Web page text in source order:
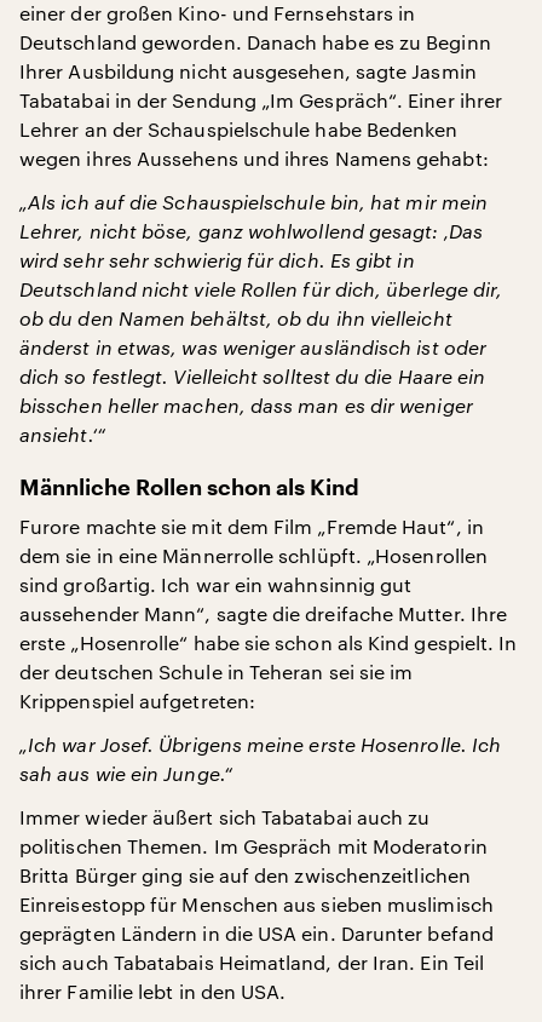
einer der großen Kino- und Fernsehstars in
Deutschland geworden. Danach habe es zu Beginn
Ihrer Ausbildung nicht ausgesehen, sagte Jasmin
Tabatabai in der Sendung „Im Gespräch“. Einer ihrer
Lehrer an der Schauspielschule habe Bedenken
wegen ihres Aussehens und ihres Namens gehabt:
„Als ich auf die Schauspielschule bin, hat mir mein
Lehrer, nicht böse, ganz wohlwollend gesagt: ‚Das
wird sehr sehr schwierig für dich. Es gibt in
Deutschland nicht viele Rollen für dich, überlege dir,
ob du den Namen behältst, ob du ihn vielleicht
änderst in etwas, was weniger ausländisch ist oder
dich so festlegt. Vielleicht solltest du die Haare ein
bisschen heller machen, dass man es dir weniger
ansieht.‘“
Männliche Rollen schon als Kind
Furore machte sie mit dem Film „Fremde Haut“, in
dem sie in eine Männerrolle schlüpft. „Hosenrollen
sind großartig. Ich war ein wahnsinnig gut
aussehender Mann“, sagte die dreifache Mutter. Ihre
erste „Hosenrolle“ habe sie schon als Kind gespielt. In
der deutschen Schule in Teheran sei sie im
Krippenspiel aufgetreten:
„Ich war Josef. Übrigens meine erste Hosenrolle. Ich
sah aus wie ein Junge.“
Immer wieder äußert sich Tabatabai auch zu
politischen Themen. Im Gespräch mit Moderatorin
Britta Bürger ging sie auf den zwischenzeitlichen
Einreisestopp für Menschen aus sieben muslimisch
geprägten Ländern in die USA ein. Darunter befand
sich auch Tabatabais Heimatland, der Iran. Ein Teil
ihrer Familie lebt in den USA.